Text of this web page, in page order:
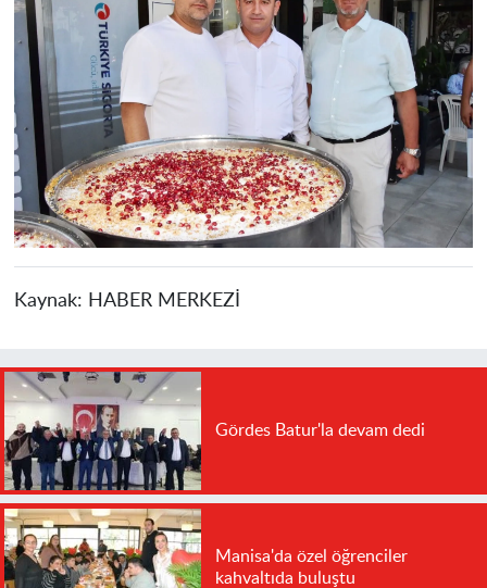
Kaynak: HABER MERKEZİ
Gördes Batur'la devam dedi
Manisa'da özel öğrenciler
kahvaltıda buluştu